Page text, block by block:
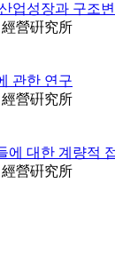
업성장과 구조변
營硏究所
관한 연구
營硏究所
에 대한 계량적
營硏究所